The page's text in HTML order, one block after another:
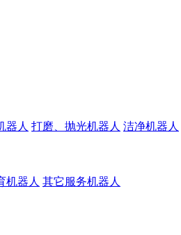
器人 打磨、抛光机器人 洁净机器人
机器人 其它服务机器人